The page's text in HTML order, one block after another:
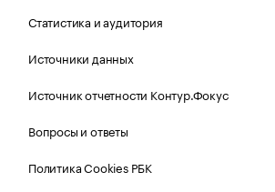
Статистика и аудитория
Источники данных
Источник отчетности Контур.Фокус
Вопросы и ответы
Политика Cookies РБК